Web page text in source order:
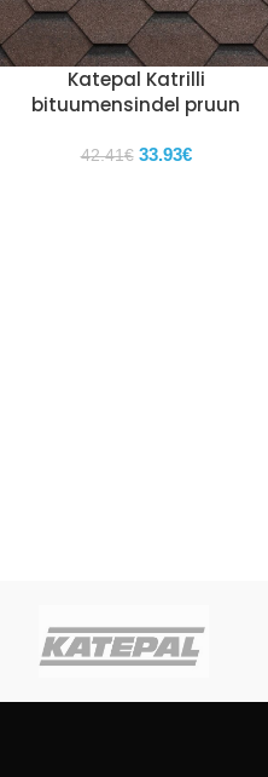
Katepal Katrilli
bituumensindel pruun
42.41€ 33.93€